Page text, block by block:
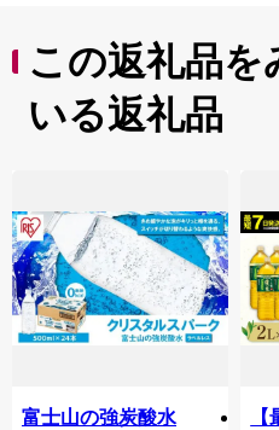
この返礼品を
いる返礼品
富士山の強炭酸水